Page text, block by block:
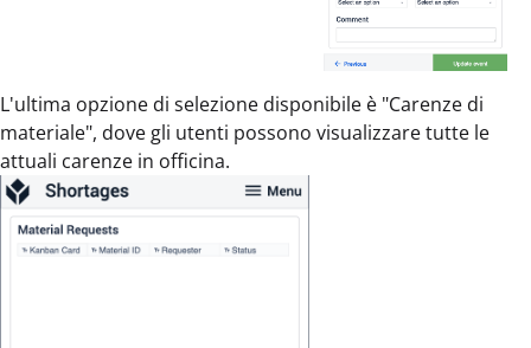
L'ultima opzione di selezione disponibile è "Carenze di
materiale", dove gli utenti possono visualizzare tutte le
attuali carenze in officina.